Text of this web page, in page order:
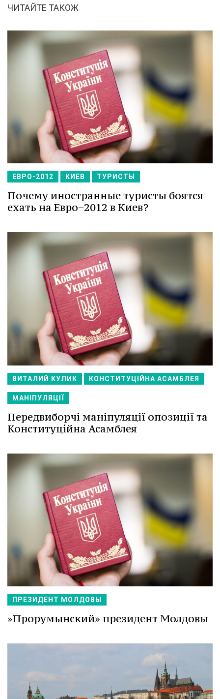
ЧИТАЙТЕ ТАКОЖ
ЕВРО-2012 КИЕВ ТУРИСТЫ
Почему иностранные туристы боятся
ехать на Евро−2012 в Киев?
ВИТАЛИЙ КУЛИК КОНСТИТУЦІЙНА АСАМБЛЕЯ
МАНІПУЛЯЦІЇ
Передвиборчі маніпуляції опозиції та
Конституційна Асамблея
ПРЕЗИДЕНТ МОЛДОВЫ
»Прорумынский» президент Молдовы